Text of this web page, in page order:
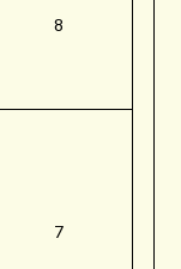
8
7